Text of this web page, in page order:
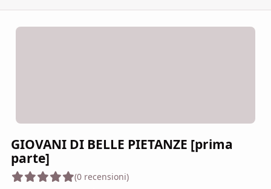
GIOVANI DI BELLE PIETANZE [prima
parte]
(0 recensioni)